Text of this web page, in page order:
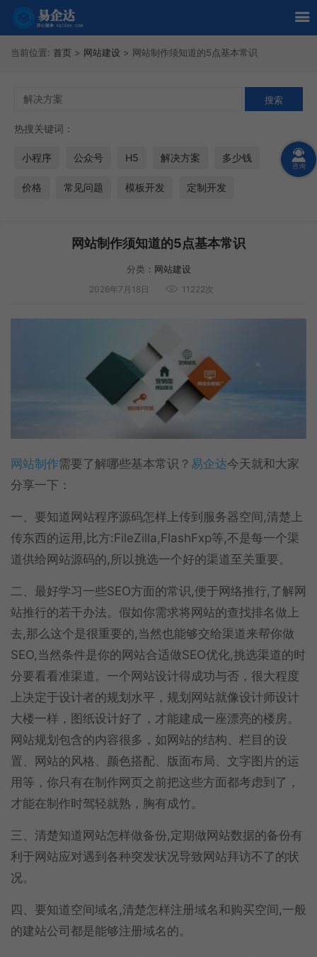
当前位置: 首页 > 网站建设 > 网站制作须知道的5点基本常识
热搜关键词：
小程序 公众号 H5 解决方案 多少钱
价格 常见问题 模板开发 定制开发
网站制作须知道的5点基本常识
分类： 网站建设
2026年7月18日 11222次
网站制作需要了解哪些基本常识？ 易企达今天就和大家
分享一下：
一、要知道网站程序源码怎样上传到服务器空间,清楚上
传东西的运用,比方:FileZilla,FlashFxp等,不是每一个渠
道供给网站源码的,所以挑选一个好的渠道至关重要。
二、最好学习一些SEO方面的常识,便于网络推行,了解网
站推行的若干办法。假如你需求将网站的查找排名做上
去,那么这个是很重要的,当然也能够交给渠道来帮你做
SEO,当然条件是你的网站合适做SEO优化,挑选渠道的时
分要看看准渠道。一个网站设计得成功与否，很大程度
上决定于设计者的规划水平，规划网站就像设计师设计
大楼一样，图纸设计好了，才能建成一座漂亮的楼房。
网站规划包含的内容很多，如网站的结构、栏目的设
置、网站的风格、颜色搭配、版面布局、文字图片的运
用等，你只有在制作网页之前把这些方面都考虑到了，
才能在制作时驾轻就熟，胸有成竹。
三、清楚知道网站怎样做备份,定期做网站数据的备份有
利于网站应对遇到各种突发状况导致网站拜访不了的状
况。
四、要知道空间域名,清楚怎样注册域名和购买空间,一般
的建站公司都是能够注册域名的。